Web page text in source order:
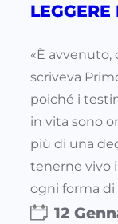
«È avvenuto,
scriveva
poiché i
in vita sono
più di una
tenerne vivo
ogni forma di
12